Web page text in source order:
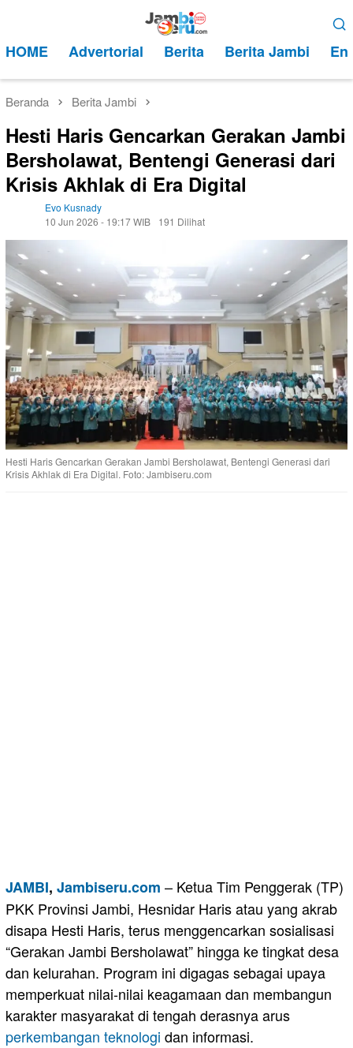
kontenMobile
HOME Advertorial Berita Berita Jambi
Beranda Berita Jambi
Hesti Haris Gencarkan Gerakan Jambi
Bersholawat, Bentengi Generasi dari
Krisis Akhlak di Era Digital
Evo Kusnady
10 Jun 2026 - 19:17 WIB
191 Dilihat
Hesti Haris Gencarkan Gerakan Jambi Bersholawat, Bentengi Generasi dari
Krisis Akhlak di Era Digital. Foto: Jambiseru.com
JAMBI, Jambiseru.com – Ketua Tim Penggerak (TP)
PKK Provinsi Jambi, Hesnidar Haris atau yang akrab
disapa Hesti Haris, terus menggencarkan sosialisasi
“Gerakan Jambi Bersholawat” hingga ke tingkat desa
dan kelurahan. Program ini digagas sebagai upaya
memperkuat nilai-nilai keagamaan dan membangun
karakter masyarakat di tengah derasnya arus
perkembangan teknologi dan informasi.